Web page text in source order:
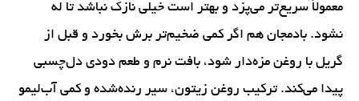
معمولاً سریع‌تر می‌پزد و بهتر است خیلی نازک نباشد تا له
نشود. بادمجان هم اگر کمی ضخیم‌تر برش بخورد و قبل از
گریل با روغن مزه‌دار شود، بافت نرم و طعم دودی دل‌چسبی
پیدا می‌کند. ترکیب روغن زیتون، سیر رنده‌شده و کمی آب‌لیمو